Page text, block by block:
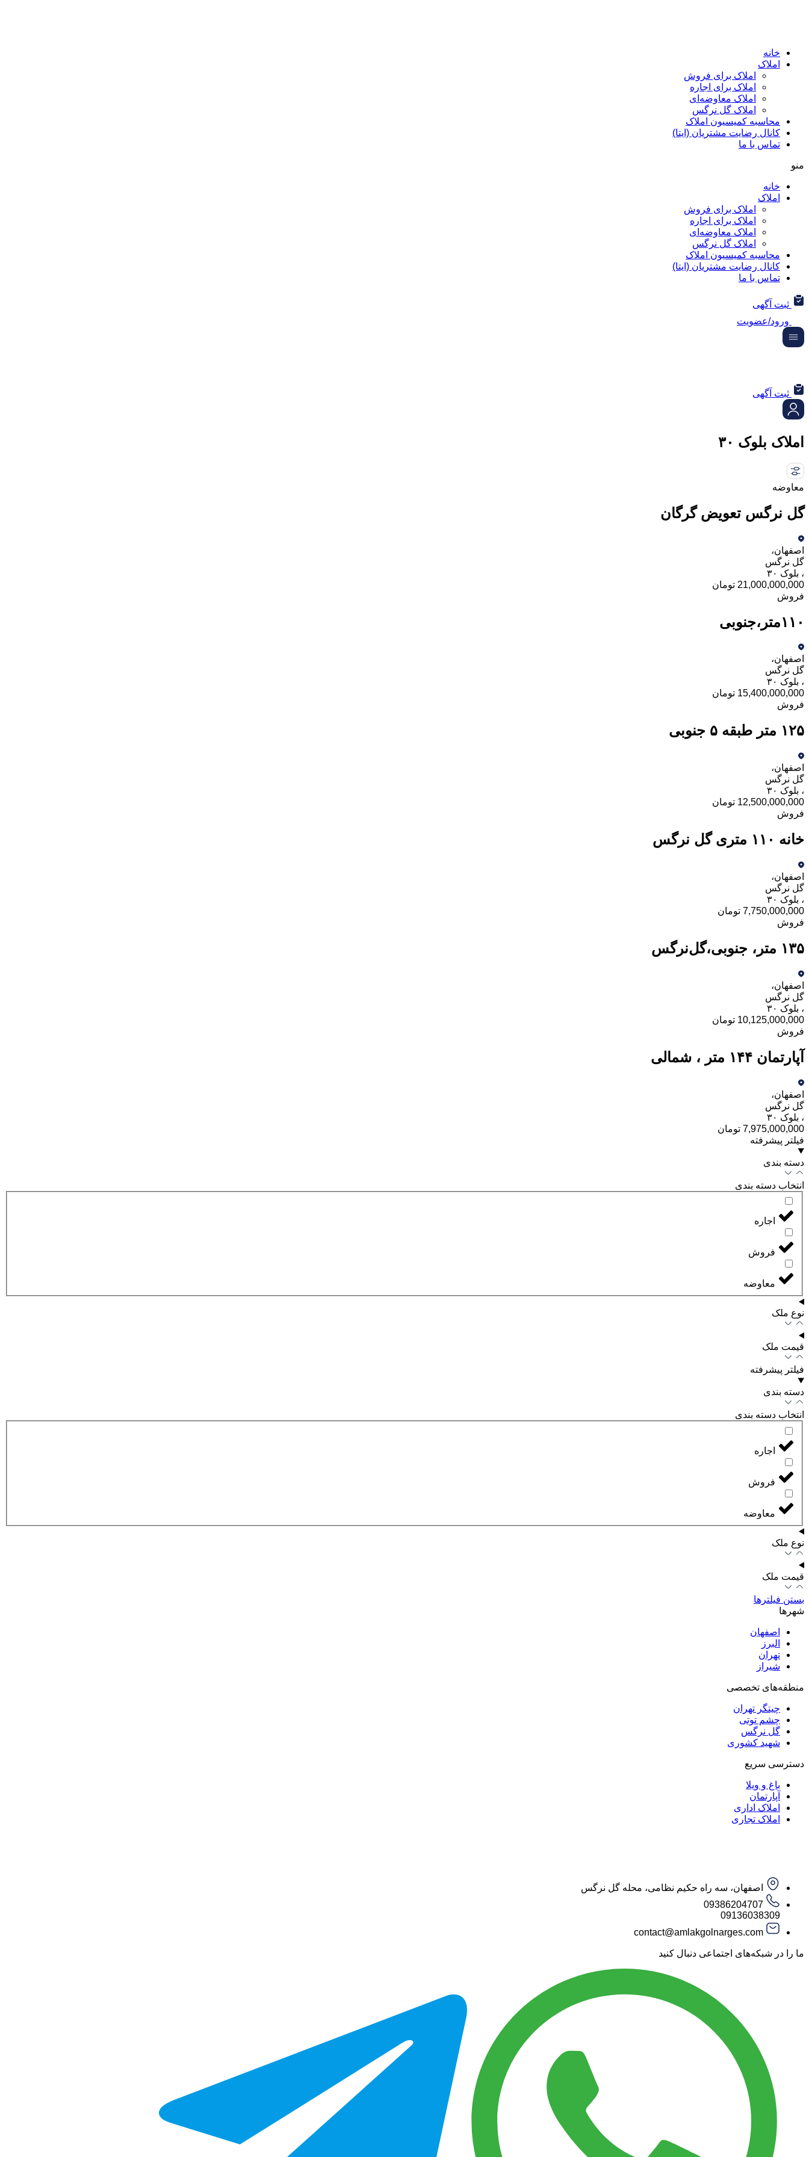
خانه
املاک
املاک برای فروش
املاک برای اجاره
املاک معاوضه‌ای
املاک گل نرگس
محاسبه کمیسیون املاک
کانال رضایت مشتریان (ایتا)
تماس با ما
منو
خانه
املاک
املاک برای فروش
املاک برای اجاره
املاک معاوضه‌ای
املاک گل نرگس
محاسبه کمیسیون املاک
کانال رضایت مشتریان (ایتا)
تماس با ما
ثبت آگهی
ورود/عضویت
ثبت آگهی
املاک بلوک ۳۰
معاوضه
گل نرگس تعویض گرگان
اصفهان،
گل نرگس
، بلوک ۳۰
21,000,000,000 تومان
فروش
۱۱۰متر،جنوبی
اصفهان،
گل نرگس
، بلوک ۳۰
15,400,000,000 تومان
فروش
۱۲۵ متر طبقه ۵ جنوبی
اصفهان،
گل نرگس
، بلوک ۳۰
12,500,000,000 تومان
فروش
خانه ۱۱۰ متری گل نرگس
اصفهان،
گل نرگس
، بلوک ۳۰
7,750,000,000 تومان
فروش
۱۳۵ متر، جنوبی،گل‌نرگس
اصفهان،
گل نرگس
، بلوک ۳۰
10,125,000,000 تومان
فروش
آپارتمان ۱۴۴ متر ، شمالی
اصفهان،
گل نرگس
، بلوک ۳۰
7,975,000,000 تومان
فیلتر پیشرفته
دسته بندی
انتخاب دسته بندی
اجاره
فروش
معاوضه
نوع ملک
قیمت ملک
فیلتر پیشرفته
دسته بندی
انتخاب دسته بندی
اجاره
فروش
معاوضه
نوع ملک
قیمت ملک
بستن فیلترها
شهرها
اصفهان
البرز
تهران
شیراز
منطقه‌های تخصصی
چیتگر تهران
چشم توتی
گل نرگس
شهید کشوری
دسترسی سریع
باغ و ویلا
آپارتمان
املاک اداری
املاک تجاری
اصفهان، سه راه حکیم نظامی، محله گل نرگس
09386204707
09136038309
contact@amlakgolnarges.com
ما را در شبکه‌های اجتماعی دنبال کنید